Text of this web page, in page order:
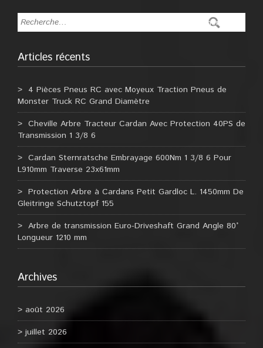
Articles récents
4 Pièces Pneus RC avec Moyeux Traction Pneus de
Monster Truck RC Grand Diamètre
Cheville Arbre Tracteur Cardan Avec Protection 40PS de
Transmission 1 3/8 6
Cardan Sternratsche Embrayage 600Nm 1 3/8 6 Pour
L910mm Traverse 23x61mm
Protection Arbre à Cardans Petit Gardloc L. 1450mm De
Gleitringe Schutztopf 155
Arbre de transmission Euro-Driveshaft Grand Angle 80°
Longueur 1210 mm
Archives
août 2026
juillet 2026